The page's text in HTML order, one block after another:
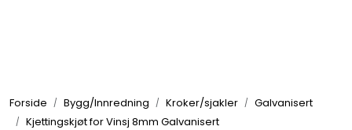
Forside Bygg/Innredning Kroker/sjakler
Galvanisert
Kjettingskjøt for Vinsj 8mm Galvanisert
Elektrisk